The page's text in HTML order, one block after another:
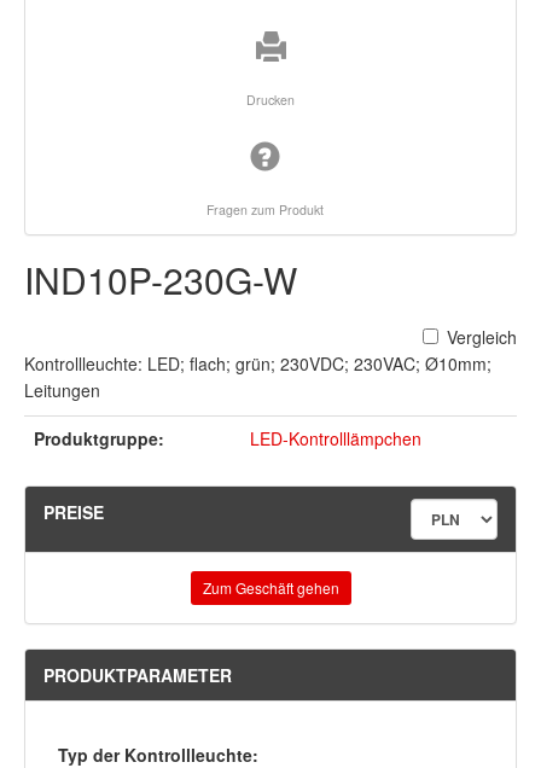
Drucken
Fragen zum Produkt
IND10P-230G-W
Vergleich
Kontrollleuchte: LED; flach; grün; 230VDC; 230VAC; Ø10mm;
Leitungen
Produktgruppe:
LED-Kontrolllämpchen
PREISE
Zum Geschäft gehen
PRODUKTPARAMETER
Typ der Kontrollleuchte: